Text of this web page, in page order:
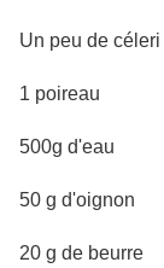
Un peu de
1 poireau
500g d'eau
50 g d'oignon
20 g de beurre